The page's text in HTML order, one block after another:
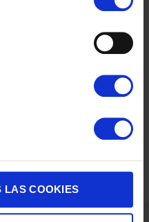
LAS COOKIES
STEAM 2400W 5,5B GV240
€